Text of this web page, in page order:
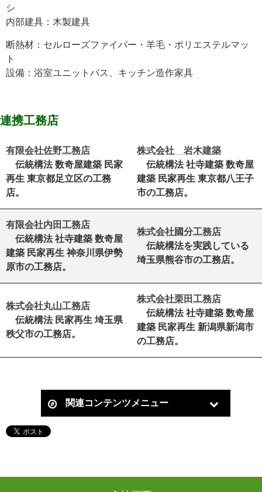
シ
内部建具：木製建具
断熱材：セルローズファイバー・羊毛・ポリエステルマッ
ト
設備：浴室ユニットバス、キッチン造作家具
連携工務店
有限会社佐野工務店
伝統構法 数奇屋建築 民家
再生 東京都足立区の工務
店。
株式会社 岩木建築
伝統構法 社寺建築 数奇屋
建築 民家再生 東京都八王子
市の工務店。
有限会社内田工務店
伝統構法 社寺建築 数奇屋
建築 民家再生 神奈川県伊勢
原市の工務店。
株式会社國分工務店
伝統構法を実践している
埼玉県熊谷市の工務店。
株式会社丸山工務店
伝統構法 民家再生 埼玉県
秩父市の工務店。
株式会社栗田工務店
伝統構法 社寺建築 数奇屋
建築 民家再生 新潟県新潟市
の工務店。
関連コンテンツメニュー